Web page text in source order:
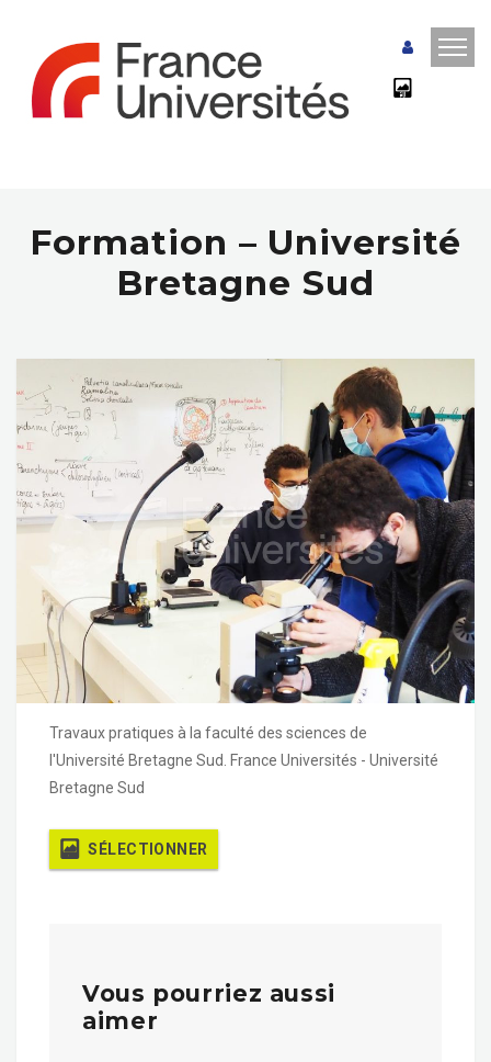
Formation – Université
Bretagne Sud
Travaux pratiques à la faculté des sciences de
l'Université Bretagne Sud. France Universités - Université
Bretagne Sud
SÉLECTIONNER
Vous pourriez aussi
aimer